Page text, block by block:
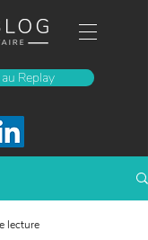
Replay
lecture